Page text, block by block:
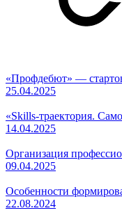
«Профдебют» —
25.04.2025
«Skills-траектория.
14.04.2025
Организация
09.04.2025
Особенности
22.08.2024